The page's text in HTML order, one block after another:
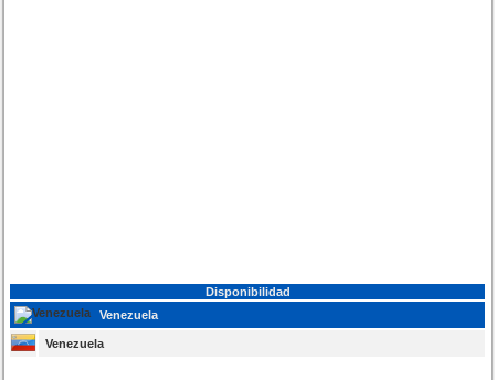
Disponibilidad
Venezuela
Venezuela